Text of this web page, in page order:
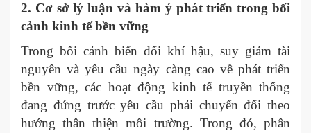
2. Cơ sở lý luận và hàm ý phát triển trong bối
cảnh kinh tế bền vững
Trong bối cảnh biến đổi khí hậu, suy giảm tài
nguyên và yêu cầu ngày càng cao về phát triển
bền vững, các hoạt động kinh tế truyền thống
đang đứng trước yêu cầu phải chuyển đổi theo
hướng thân thiện môi trường. Trong đó, phân